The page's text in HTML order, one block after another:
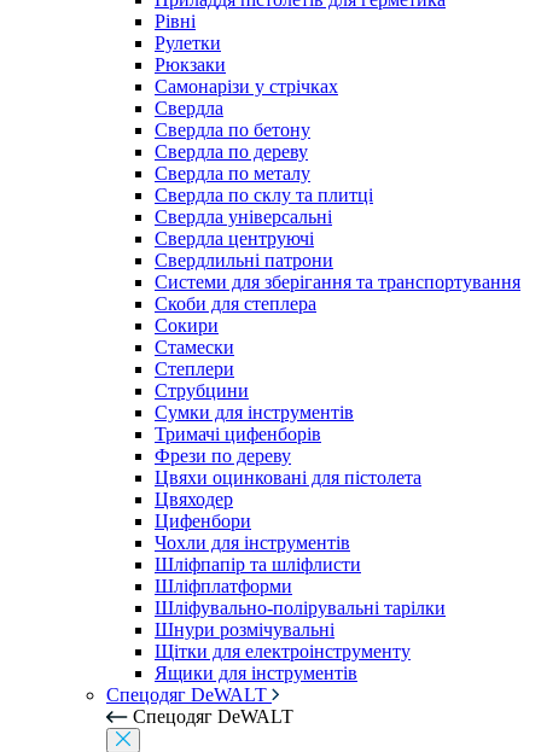
Рівні
Рулетки
Рюкзаки
Самонарізи у стрічках
Свердла
Свердла по бетону
Свердла по дереву
Свердла по металу
Свердла по склу та плитці
Свердла універсальні
Свердла центруючі
Свердлильні патрони
Системи для зберігання та транспортування
Скоби для степлера
Сокири
Стамески
Степлери
Струбцини
Сумки для інструментів
Тримачі цифенборів
Фрези по дереву
Цвяхи оцинковані для пістолета
Цвяходер
Цифенбори
Чохли для інструментів
Шліфпапір та шліфлисти
Шліфплатформи
Шліфувально-полірувальні тарілки
Шнури розмічувальні
Щітки для електроінструменту
Ящики для інструментів
Спецодяг DeWALT
Спецодяг DeWALT